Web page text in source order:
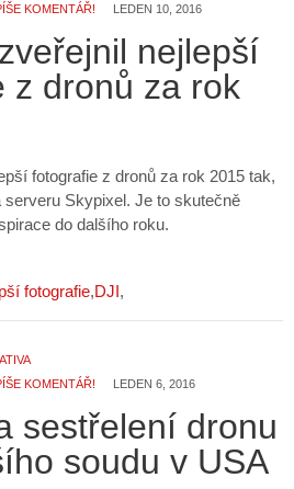
KOMENTÁŘ!
LEDEN 10, 2016
nejlepší
z dronů za rok
fotografie z dronů za rok 2015 tak,
serveru Skypixel. Je to skutečně
do dalšího roku.
fotografie DJI
KOMENTÁŘ!
LEDEN 6, 2016
sestřelení dronu
soudu v USA